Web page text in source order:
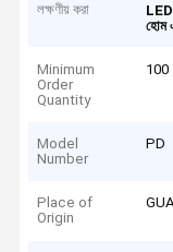
লক্ষণীয় করা LED
হোম
Minimum
Order
Quantity
100
Model
Number
PD
Place of
Origin